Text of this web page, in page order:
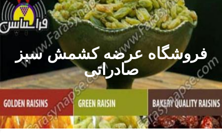
فروشگاه عرضه کشمش سبز
صادراتی